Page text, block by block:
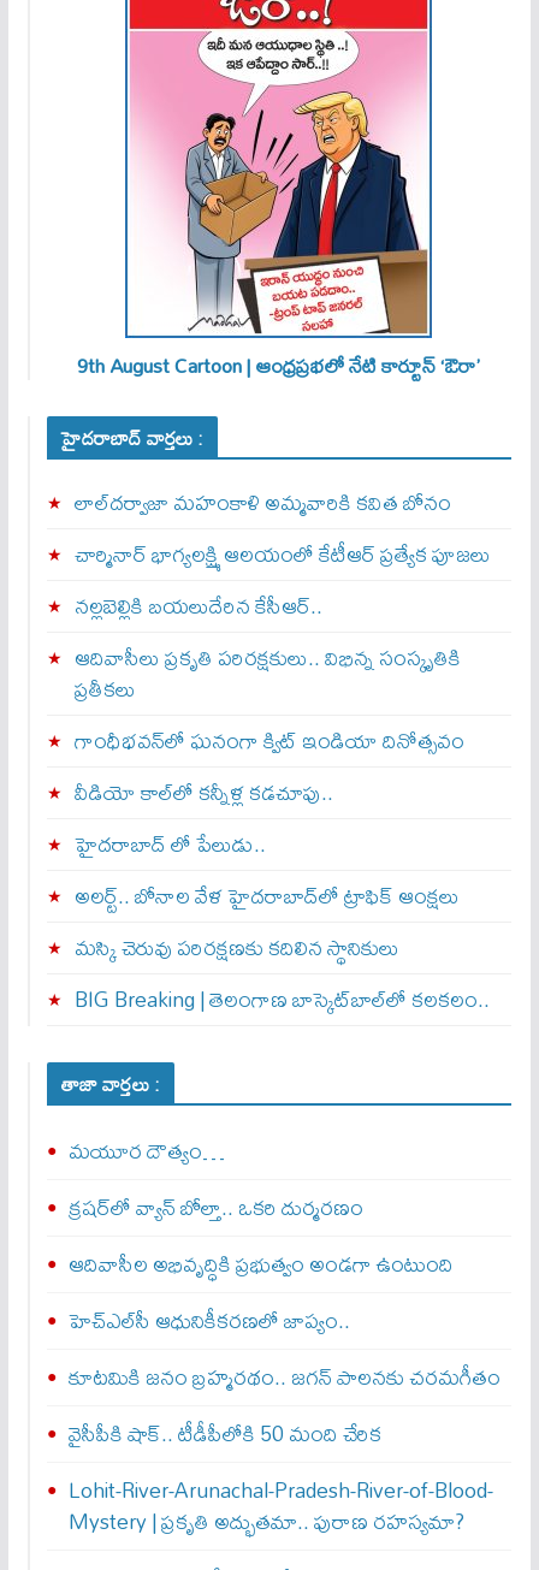
9th August Cartoon | ఆంధ్రప్రభలో నేటి కార్టూన్ ‘ఔరా’
హైదరాబాద్ వార్తలు :
లాల్‌దర్వాజా మహంకాళి అమ్మవారికి కవిత బోనం
చార్మినార్‌ భాగ్యలక్ష్మి ఆలయంలో కేటీఆర్ ప్రత్యేక పూజలు
నల్లబెల్లికి బయలుదేరిన కేసీఆర్‌..
ఆదివాసీలు ప్రకృతి పరిరక్షకులు.. విభిన్న సంస్కృతికి
ప్రతీకలు
గాంధీభవన్‌లో ఘనంగా క్విట్‌ ఇండియా దినోత్సవం
వీడియో కాల్‌లో కన్నీళ్ల కడచూపు..
హైదరాబాద్ లో పేలుడు..
అలర్ట్‌.. బోనాల వేళ హైదరాబాద్‌లో ట్రాఫిక్‌ ఆంక్షలు
మస్కి చెరువు పరిరక్షణకు కదిలిన స్థానికులు
BIG Breaking | తెలంగాణ బాస్కెట్‌బాల్‌లో కలకలం..
తాజా వార్తలు :
మయూర దౌత్యం…
క్రషర్‌లో వ్యాన్ బోల్తా.. ఒకరి దుర్మరణం
ఆదివాసీల అభివృద్ధికి ప్రభుత్వం అండగా ఉంటుంది
హెచ్‌ఎల్‌సీ ఆధునికీకరణలో జాప్యం..
కూటమికి జనం బ్రహ్మరథం.. జగన్‌ పాలనకు చరమగీతం
వైసీపీకి షాక్‌.. టీడీపీలోకి 50 మంది చేరిక
Lohit-River-Arunachal-Pradesh-River-of-Blood-
Mystery | ప్రకృతి అద్భుతమా.. పురాణ రహస్యమా?